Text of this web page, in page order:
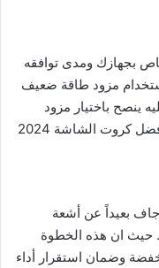
بجهازك ومدى توافقه
مزود طاقة ضعيف
ينصح باختيار مزود
كروت الشاشة 2024
بعيداً عن أشعة
حيث ان هذه الخطوة
وضمان استقرار أداء